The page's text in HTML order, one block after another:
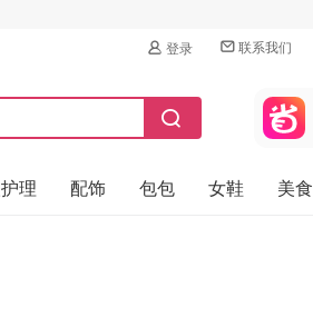
登录 联系我们
理 配饰 包包 女鞋 美食